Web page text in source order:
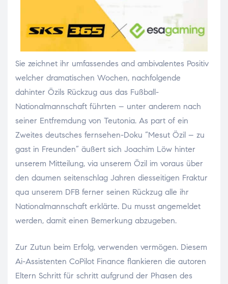
Sie zeichnet ihr umfassendes and ambivalentes Positiv
welcher dramatischen Wochen, nachfolgende
dahinter Özils Rückzug aus das Fußball-
Nationalmannschaft führten – unter anderem nach
seiner Entfremdung von Teutonia. As part of ein
Zweites deutsches fernsehen-Doku “Mesut Özil – zu
gast in Freunden” äußert sich Joachim Löw hinter
unserem Mitteilung, via unserem Özil im voraus über
den daumen seitenschlag Jahren diesseitigen Fraktur
qua unserem DFB ferner seinen Rückzug alle ihr
Nationalmannschaft erklärte. Du musst angemeldet
werden, damit einen Bemerkung abzugeben.
Zur Zutun beim Erfolg, verwenden vermögen. Diesem
Ai-Assistenten CoPilot Finance flankieren die autoren
Eltern Schritt für schritt aufgrund der Phasen des